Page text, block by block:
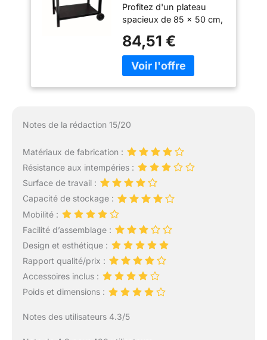
Profitez d'un plateau
spacieux de 85 x 50 cm,
d'espace pour préparer
et servir vos délicieux
plats cuisinés à la
planchas équipées de 2,
maximale pour vos
besoins de cuisson.
ROBUSTESSE : Avec sa
finition en métal de haute
qualité, notre desserte
une durabilité
exceptionnelles pour une
utilisation à long terme.
ORGANISATION
OPTIMALE : Les crochets
et les compartiments de
permettent de garder vos
84,51 €
Notes de la rédaction 15/20
Matériaux de fabrication :
Résistance aux intempéries :
Surface de travail :
Capacité de stockage :
Mobilité :
Facilité d’assemblage :
Design et esthétique :
Rapport qualité/prix :
Accessoires inclus :
Poids et dimensions :
Notes des utilisateurs 4.3/5